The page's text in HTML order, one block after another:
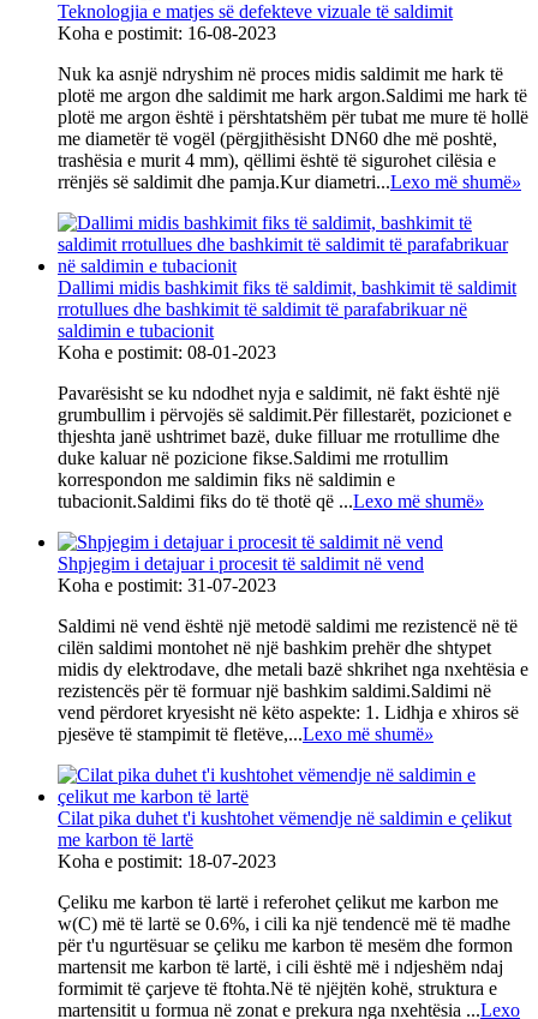
Teknologjia e matjes së defekteve vizuale të saldimit
Koha e postimit: 16-08-2023
Nuk ka asnjë ndryshim në proces midis saldimit me hark të
plotë me argon dhe saldimit me hark argon.Saldimi me hark të
plotë me argon është i përshtatshëm për tubat me mure të hollë
me diametër të vogël (përgjithësisht DN60 dhe më poshtë,
trashësia e murit 4 mm), qëllimi është të sigurohet cilësia e
rrënjës së saldimit dhe pamja.Kur diametri...Lexo më shumë»
Dallimi midis bashkimit fiks të saldimit, bashkimit të saldimit
rrotullues dhe bashkimit të saldimit të parafabrikuar në
saldimin e tubacionit
Koha e postimit: 08-01-2023
Pavarësisht se ku ndodhet nyja e saldimit, në fakt është një
grumbullim i përvojës së saldimit.Për fillestarët, pozicionet e
thjeshta janë ushtrimet bazë, duke filluar me rrotullime dhe
duke kaluar në pozicione fikse.Saldimi me rrotullim
korrespondon me saldimin fiks në saldimin e
tubacionit.Saldimi fiks do të thotë që ...Lexo më shumë»
Shpjegim i detajuar i procesit të saldimit në vend
Koha e postimit: 31-07-2023
Saldimi në vend është një metodë saldimi me rezistencë në të
cilën saldimi montohet në një bashkim prehër dhe shtypet
midis dy elektrodave, dhe metali bazë shkrihet nga nxehtësia e
rezistencës për të formuar një bashkim saldimi.Saldimi në
vend përdoret kryesisht në këto aspekte: 1. Lidhja e xhiros së
pjesëve të stampimit të fletëve,...Lexo më shumë»
Cilat pika duhet t'i kushtohet vëmendje në saldimin e çelikut
me karbon të lartë
Koha e postimit: 18-07-2023
Çeliku me karbon të lartë i referohet çelikut me karbon me
w(C) më të lartë se 0.6%, i cili ka një tendencë më të madhe
për t'u ngurtësuar se çeliku me karbon të mesëm dhe formon
martensit me karbon të lartë, i cili është më i ndjeshëm ndaj
formimit të çarjeve të ftohta.Në të njëjtën kohë, struktura e
martensitit u formua në zonat e prekura nga nxehtësia ...Lexo